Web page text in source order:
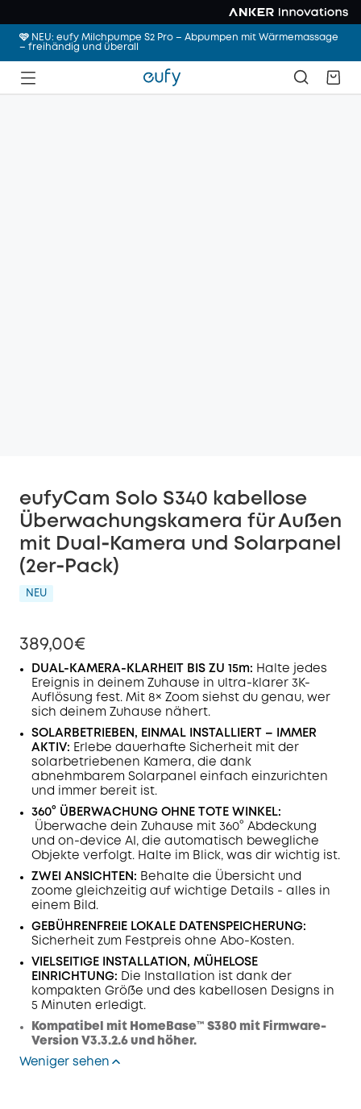
🩷 NEU: eufy Milchpumpe S2 Pro – Abpumpen mit Wärmemassage
– freihändig und überall
eufyCam Solo S340 kabellose
Überwachungskamera für Außen
mit Dual‑Kamera und Solarpanel
(2er‑Pack)
NEU
389,00€
DUAL-KAMERA-KLARHEIT BIS ZU 15m: Halte jedes
Ereignis in deinem Zuhause in ultra-klarer 3K-
Auflösung fest. Mit 8× Zoom siehst du genau, wer
sich deinem Zuhause nähert.
SOLARBETRIEBEN, EINMAL INSTALLIERT – IMMER
AKTIV: Erlebe dauerhafte Sicherheit mit der
solarbetriebenen Kamera, die dank
abnehmbarem Solarpanel einfach einzurichten
und immer bereit ist.
360° ÜBERWACHUNG OHNE TOTE WINKEL:
Überwache dein Zuhause mit 360° Abdeckung
und on-device AI, die automatisch bewegliche
Objekte verfolgt. Halte im Blick, was dir wichtig ist.
ZWEI ANSICHTEN: Behalte die Übersicht und
zoome gleichzeitig auf wichtige Details - alles in
einem Bild.
GEBÜHRENFREIE LOKALE DATENSPEICHERUNG:
Sicherheit zum Festpreis ohne Abo-Kosten.
VIELSEITIGE INSTALLATION, MÜHELOSE
EINRICHTUNG: Die Installation ist dank der
kompakten Größe und des kabellosen Designs in
5 Minuten erledigt.
Kompatibel mit HomeBase™ S380 mit Firmware-
Version V3.3.2.6 und höher.
Weniger sehen